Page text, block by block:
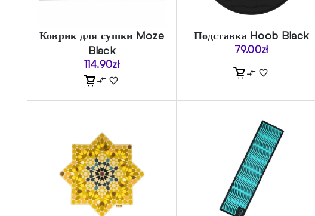
Коврик для сушки Moze
Black
114.90zł
Подставка Hoob Black
79.00zł